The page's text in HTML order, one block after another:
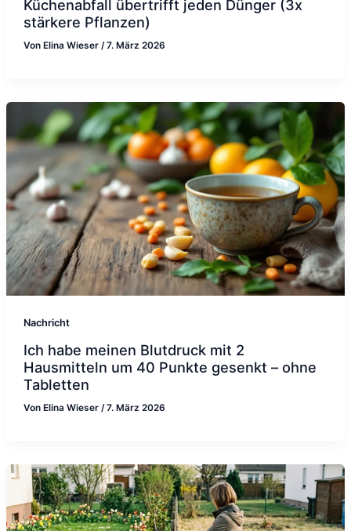
Küchenabfall übertrifft jeden Dünger (3x
stärkere Pflanzen)
Von Elina Wieser /7. März 2026
Nachricht
Ich habe meinen Blutdruck mit 2
Hausmitteln um 40 Punkte gesenkt – ohne
Tabletten
Von Elina Wieser /7. März 2026